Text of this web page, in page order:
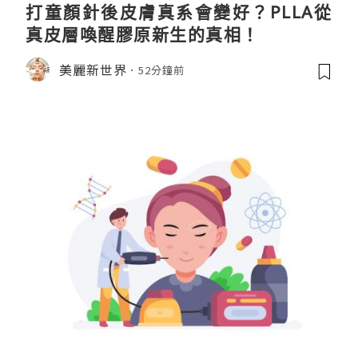
打童顏針後皮膚真系會變好？PLLA從
真皮層喚醒膠原新生的真相！
美麗新世界 52分鐘前